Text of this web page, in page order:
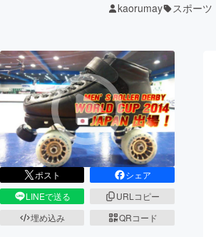
ジェクト
ロジェクト
アート・写真
テクノロジー・ガジェット
映像・映画
ビジネス・起業
まちづくり・地域活性化
kaorumay スポーツ
ポスト
シェア
LINEで送る
URLコピー
埋め込み
QRコード